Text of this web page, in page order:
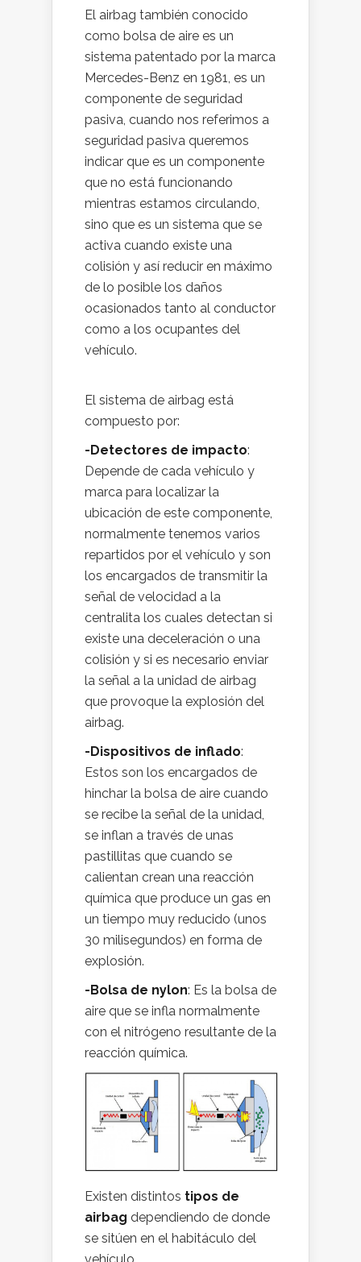
El airbag también conocido
como bolsa de aire es un
sistema patentado por la marca
Mercedes-Benz en 1981, es un
componente de seguridad
pasiva, cuando nos referimos a
seguridad pasiva queremos
indicar que es un componente
que no está funcionando
mientras estamos circulando,
sino que es un sistema que se
activa cuando existe una
colisión y así reducir en máximo
de lo posible los daños
ocasionados tanto al conductor
como a los ocupantes del
vehículo.
El sistema de airbag está
compuesto por:
-Detectores de impacto:
Depende de cada vehículo y
marca para localizar la
ubicación de este componente,
normalmente tenemos varios
repartidos por el vehículo y son
los encargados de transmitir la
señal de velocidad a la
centralita los cuales detectan si
existe una deceleración o una
colisión y si es necesario enviar
la señal a la unidad de airbag
que provoque la explosión del
airbag.
-Dispositivos de inflado:
Estos son los encargados de
hinchar la bolsa de aire cuando
se recibe la señal de la unidad,
se inflan a través de unas
pastillitas que cuando se
calientan crean una reacción
química que produce un gas en
un tiempo muy reducido (unos
30 milisegundos) en forma de
explosión.
-Bolsa de nylon: Es la bolsa de
aire que se infla normalmente
con el nitrógeno resultante de la
reacción química.
Existen distintos tipos de
airbag dependiendo de donde
se sitúen en el habitáculo del